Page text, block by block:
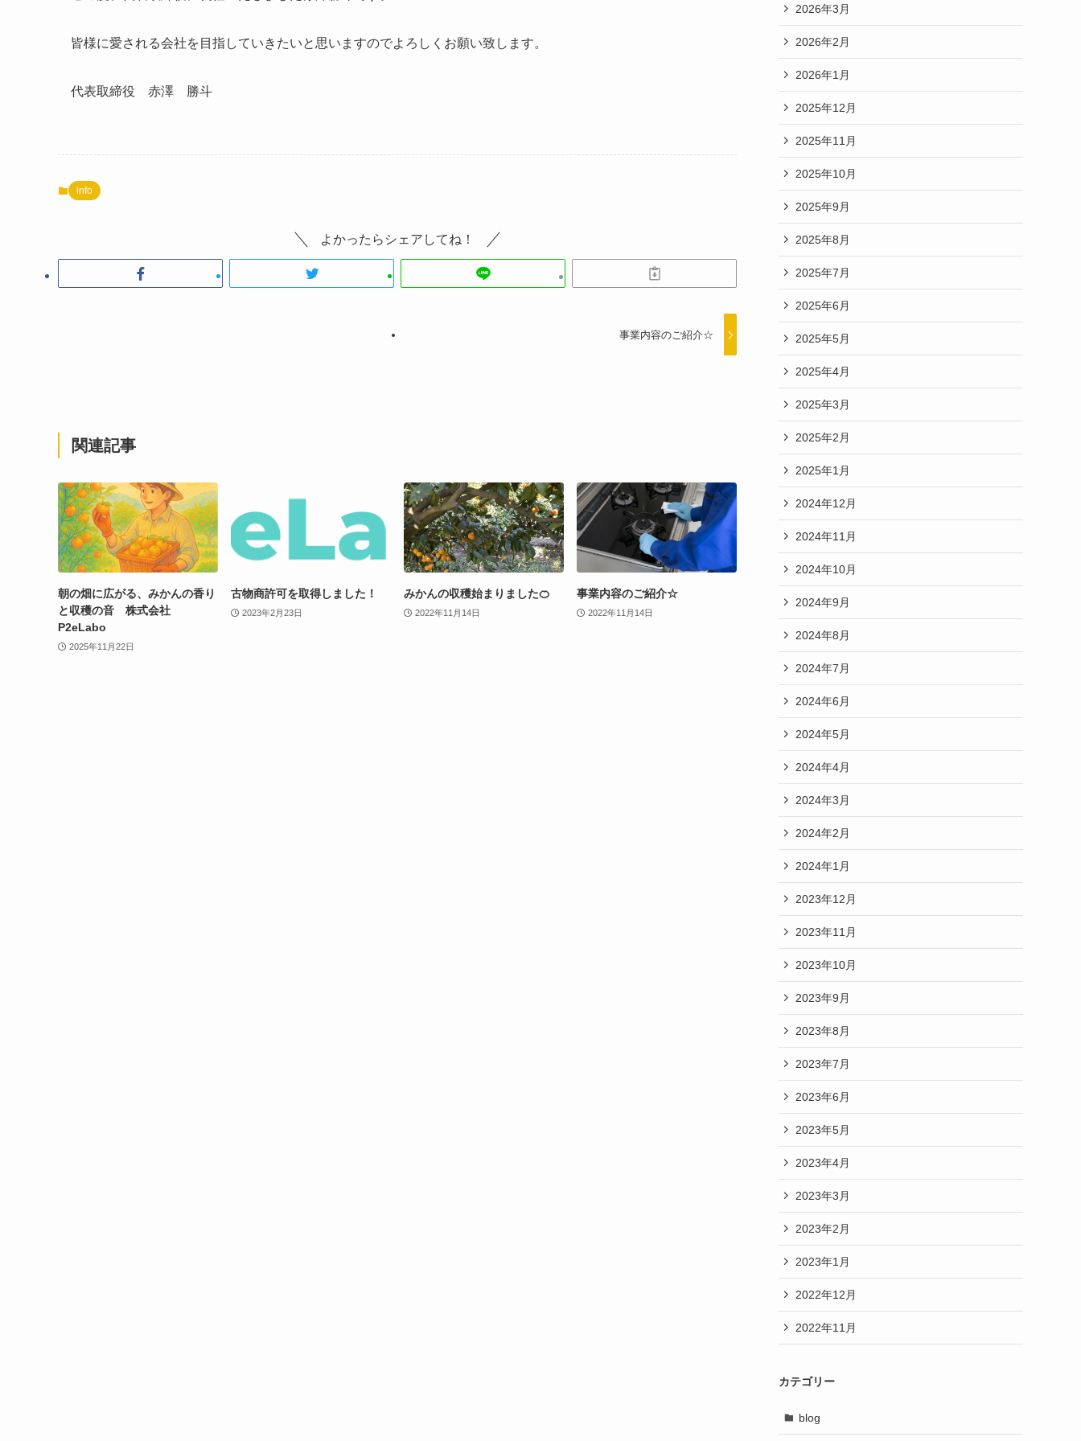
皆様に愛される会社を目指していきたいと思いますのでよろしくお願い致します。
代表取締役 赤澤 勝斗
info
よかったらシェアしてね！
事業内容のご紹介☆
関連記事
朝の畑に広がる、みかんの香り
と収穫の音 株式会社
P2eLabo
2025年11月22日
古物商許可を取得しました！
2023年2月23日
みかんの収穫始まりました🍊
2022年11月14日
事業内容のご紹介☆
2022年11月14日
2026年3月
2026年2月
2026年1月
2025年12月
2025年11月
2025年10月
2025年9月
2025年8月
2025年7月
2025年6月
2025年5月
2025年4月
2025年3月
2025年2月
2025年1月
2024年12月
2024年11月
2024年10月
2024年9月
2024年8月
2024年7月
2024年6月
2024年5月
2024年4月
2024年3月
2024年2月
2024年1月
2023年12月
2023年11月
2023年10月
2023年9月
2023年8月
2023年7月
2023年6月
2023年5月
2023年4月
2023年3月
2023年2月
2023年1月
2022年12月
2022年11月
カテゴリー
blog